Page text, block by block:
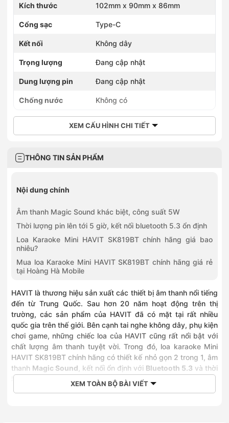
Kích thước 102mm x 90mm x 86mm
Cổng sạc Type-C
Kết nối Không dây
Trọng lượng Đang cập nhật
Dung lượng pin Đang cập nhật
Chống nước Không có
XEM CẤU HÌNH CHI TIẾT
THÔNG TIN SẢN PHẨM
Nội dung chính
Âm thanh Magic Sound khác biệt, công suất 5W
Thời lượng pin lên tới 5 giờ, kết nối bluetooth 5.3 ổn định
Loa Karaoke Mini HAVIT SK819BT chính hãng giá bao
nhiêu?
Mua loa Karaoke Mini HAVIT SK819BT chính hãng giá rẻ
tại Hoàng Hà Mobile
HAVIT là thương hiệu sản xuất các thiết bị âm thanh nổi tiếng
đến từ Trung Quốc. Sau hơn 20 năm hoạt động trên thị
trường, các sản phẩm của HAVIT đã có mặt tại rất nhiều
quốc gia trên thế giới. Bên cạnh tai nghe không dây, phụ kiện
chơi game, những chiếc loa của HAVIT cũng rất nổi bật với
chất lượng âm thanh tuyệt vời. Trong đó, loa karaoke Mini
HAVIT SK819BT chính hãng có thiết kế nhỏ gọn 2 trong 1, âm
thanh Magic Sound , kết nối ổn định với Bluetooth 5.3 và thời
lượng pin lên tới
XEM TOÀN BỘ BÀI VIẾT